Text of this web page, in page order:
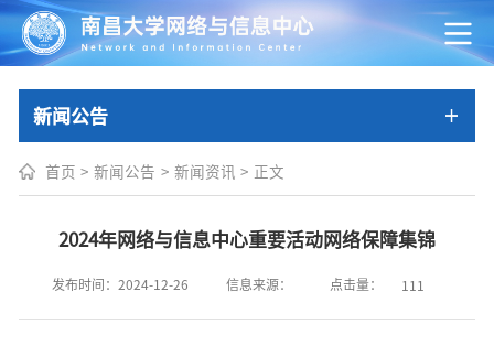
新闻公告
首页 > 新闻公告 > 新闻资讯 > 正文
2024年网络与信息中心重要活动网络保障集锦
发布时间：2024-12-26 信息来源： 点击量： 111